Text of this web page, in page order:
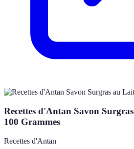
Recettes d'Antan Savon
100 Grammes
Recettes d'Antan